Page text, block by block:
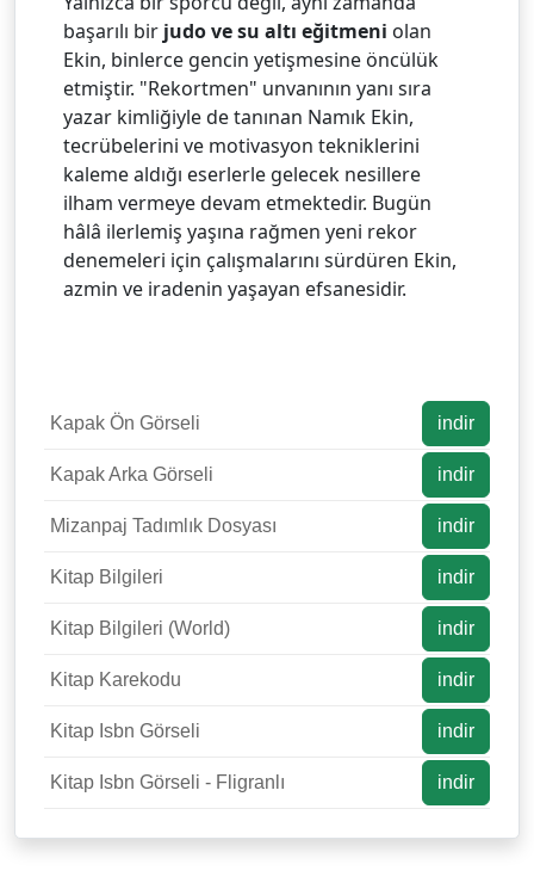
başarılı bir judo ve su altı eğitmeni olan
Ekin, binlerce gencin yetişmesine öncülük
etmiştir. "Rekortmen" unvanının yanı sıra
yazar kimliğiyle de tanınan Namık Ekin,
tecrübelerini ve motivasyon tekniklerini
kaleme aldığı eserlerle gelecek nesillere
ilham vermeye devam etmektedir. Bugün
hâlâ ilerlemiş yaşına rağmen yeni rekor
denemeleri için çalışmalarını sürdüren Ekin,
azmin ve iradenin yaşayan efsanesidir.
Kapak Ön Görseli indir
Kapak Arka Görseli indir
Mizanpaj Tadımlık Dosyası indir
Kitap Bilgileri indir
Kitap Bilgileri (World) indir
Kitap Karekodu indir
Kitap Isbn Görseli indir
Kitap Isbn Görseli - Fligranlı indir